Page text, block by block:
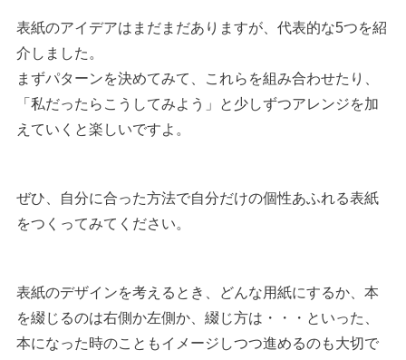
表紙のアイデアはまだまだありますが、代表的な5つを紹
介しました。
まずパターンを決めてみて、これらを組み合わせたり、
「私だったらこうしてみよう」と少しずつアレンジを加
えていくと楽しいですよ。
ぜひ、自分に合った方法で自分だけの個性あふれる表紙
をつくってみてください。
表紙のデザインを考えるとき、どんな用紙にするか、本
を綴じるのは右側か左側か、綴じ方は・・・といった、
本になった時のこともイメージしつつ進めるのも大切で